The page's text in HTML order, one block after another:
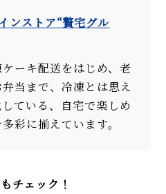
ンストア“贅宅グル
ーキ配送をはじめ、老
当まで、冷凍とは思え
ている、自宅で楽しめ
彩に揃えています。
チェック！